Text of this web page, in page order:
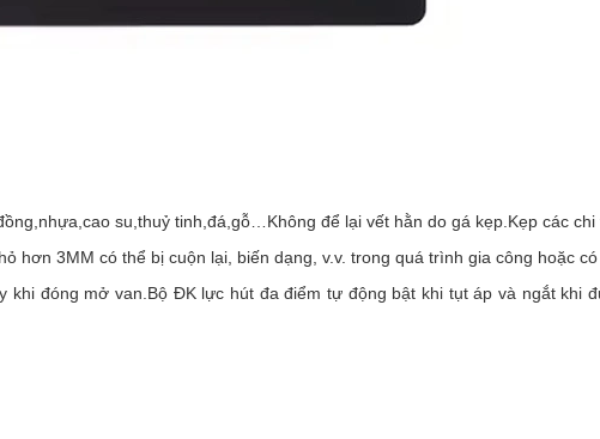
su,thuỷ tinh,đá,gỗ…Không để lại vết hằn do gá kẹp.Kẹp các chi
hơn 3MM có thể bị cuộn lại, biến dạng, v.v. trong quá trình gia công hoặc
khi đóng mở van.Bộ ĐK lực hút đa điểm tự động bật khi tụt áp và ngắt khi